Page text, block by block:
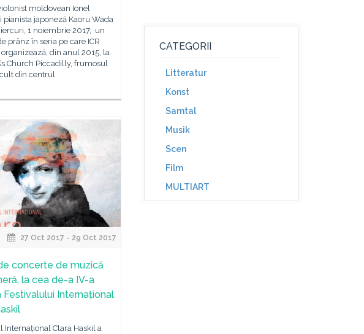
moldovean Ionel
pianista japoneză Kaoru Wada
1 noiembrie 2017, un
prânz în seria pe care ICR
organizează, din anul 2015, la
Church Piccadilly, frumosul
din centrul
27 Oct 2017 - 29 Oct 2017
concerte de muzică
la cea de-a IV-a
Festivalului Internațional
Internațional Clara Haskil a
CATEGORII
Litteratur
Konst
Samtal
Musik
Scen
Film
MULTIART